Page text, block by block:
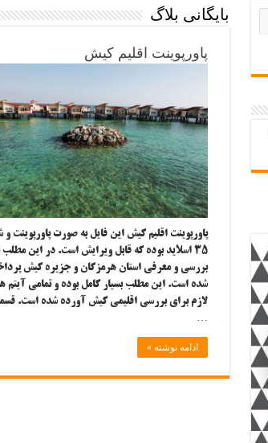
بایگانی بلاگ
پاورپوینت اقلیم کیش
پاورپوینت اقلیم کیش این فایل به صورت پاورپوینت و
۳۵ اسلاید بوده که قابل ویرایش است. در این مطلب
بررسی و معرفی استان هرمزگان و جزیره کیش
شده است. این مطلب بسیار کامل بوده و تمامی آیتم
لازم برای بررسی اقلیمی کیش آورده شده است.
…
ادامه نوشته »